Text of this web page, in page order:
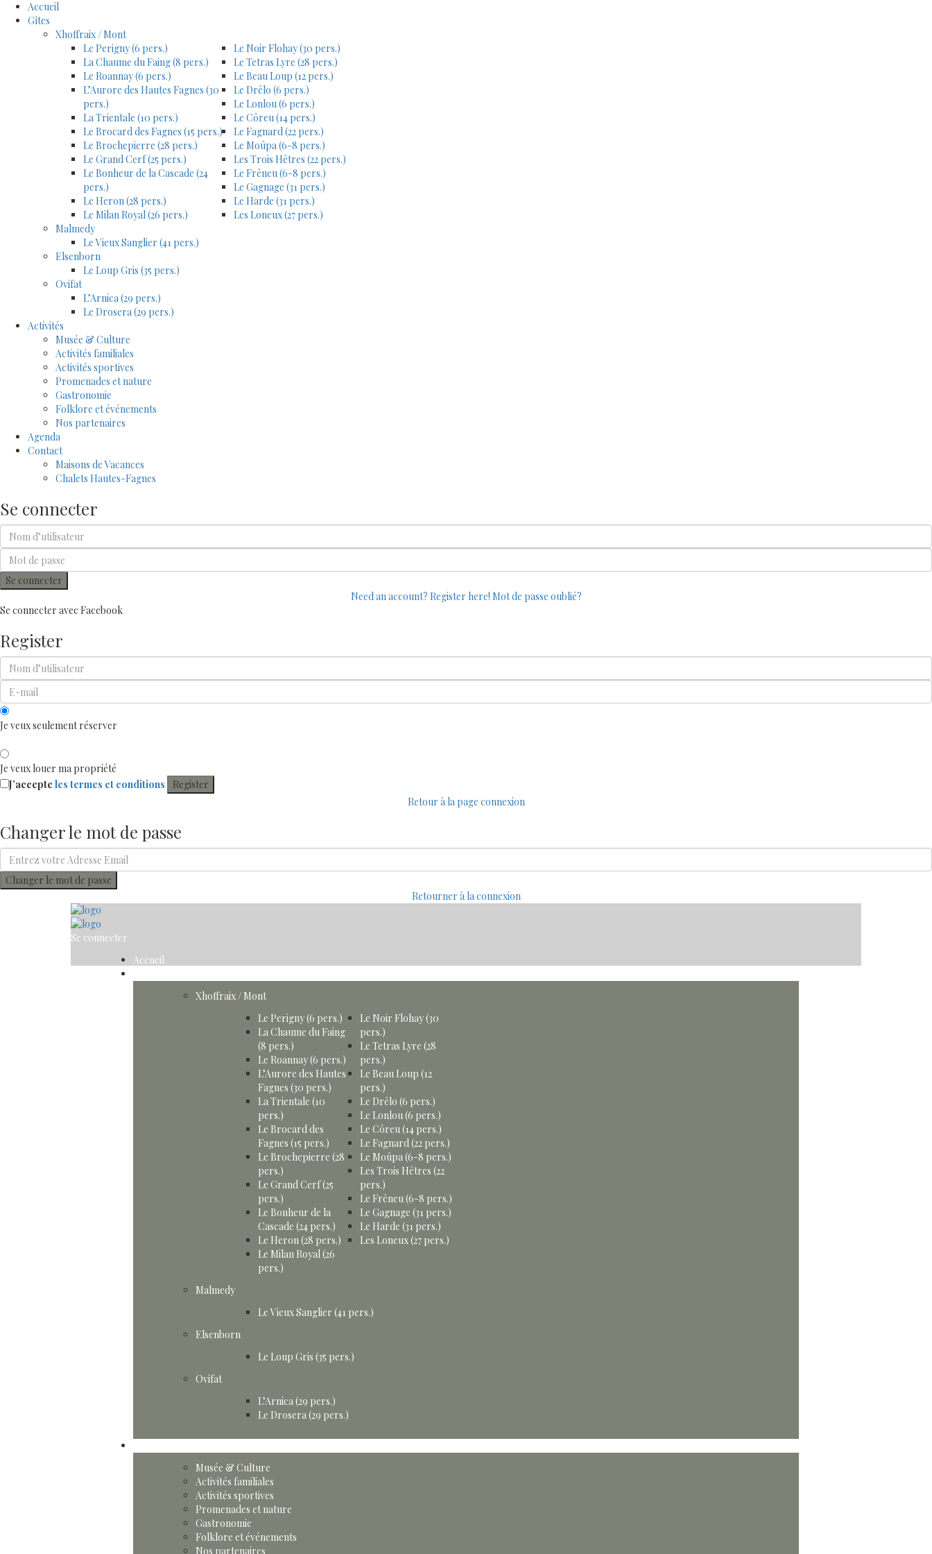
Accueil
Gîtes
Xhoffraix / Mont
Le Perigny (6 pers.)
La Chaume du Faing (8 pers.)
Le Roannay (6 pers.)
L’Aurore des Hautes Fagnes (30
pers.)
La Trientale (10 pers.)
Le Brocard des Fagnes (15 pers.)
Le Brochepierre (28 pers.)
Le Grand Cerf (25 pers.)
Le Bonheur de la Cascade (24
pers.)
Le Heron (28 pers.)
Le Milan Royal (26 pers.)
Le Noir Flohay (30 pers.)
Le Tetras Lyre (28 pers.)
Le Beau Loup (12 pers.)
Le Drêlo (6 pers.)
Le Lonlou (6 pers.)
Le Côreu (14 pers.)
Le Fagnard (22 pers.)
Le Moûpa (6-8 pers.)
Les Trois Hêtres (22 pers.)
Le Frêneu (6-8 pers.)
Le Gagnage (31 pers.)
Le Harde (31 pers.)
Les Loneux (27 pers.)
Malmedy
Le Vieux Sanglier (41 pers.)
Elsenborn
Le Loup Gris (35 pers.)
Ovifat
L’Arnica (29 pers.)
Le Drosera (29 pers.)
Activités
Musée & Culture
Activités familiales
Activités sportives
Promenades et nature
Gastronomie
Folklore et événements
Nos partenaires
Agenda
Contact
Maisons de Vacances
Chalets Hautes-Fagnes
Se connecter
Se connecter
Need an account? Register here! Mot de passe oublié?
Se connecter avec Facebook
Register
Je veux seulement réserver
Je veux louer ma propriété
J’accepte les termes et conditions
Register
Retour à la page connexion
Changer le mot de passe
Changer le mot de passe
Retourner à la connexion
Se connecter
Accueil
Xhoffraix / Mont
Le Perigny (6 pers.)
La Chaume du Faing
(8 pers.)
Le Roannay (6 pers.)
L’Aurore des Hautes
Fagnes (30 pers.)
La Trientale (10
pers.)
Le Brocard des
Fagnes (15 pers.)
Le Brochepierre (28
pers.)
Le Grand Cerf (25
pers.)
Le Bonheur de la
Cascade (24 pers.)
Le Heron (28 pers.)
Le Milan Royal (26
pers.)
Le Noir Flohay (30
pers.)
Le Tetras Lyre (28
pers.)
Le Beau Loup (12
pers.)
Le Drêlo (6 pers.)
Le Lonlou (6 pers.)
Le Côreu (14 pers.)
Le Fagnard (22 pers.)
Le Moûpa (6-8 pers.)
Les Trois Hêtres (22
pers.)
Le Frêneu (6-8 pers.)
Le Gagnage (31 pers.)
Le Harde (31 pers.)
Les Loneux (27 pers.)
Malmedy
Le Vieux Sanglier (41 pers.)
Elsenborn
Le Loup Gris (35 pers.)
Ovifat
L’Arnica (29 pers.)
Le Drosera (29 pers.)
Musée & Culture
Activités familiales
Activités sportives
Promenades et nature
Gastronomie
Folklore et événements
Nos partenaires